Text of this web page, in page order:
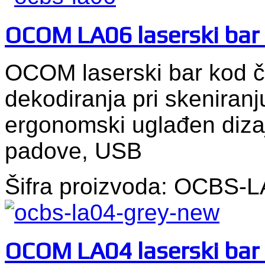
OCOM LA06 laserski
OCOM laserski bar kod
dekodiranja pri
ergonomski uglađen
padove, USB
Šifra proizvoda: OCBS-
OCOM LA04 laserski